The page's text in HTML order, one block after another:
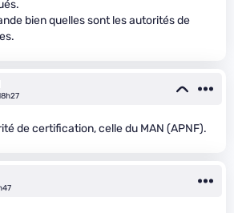
bien quelles sont les autorités de
de certification, celle du MAN (APNF).